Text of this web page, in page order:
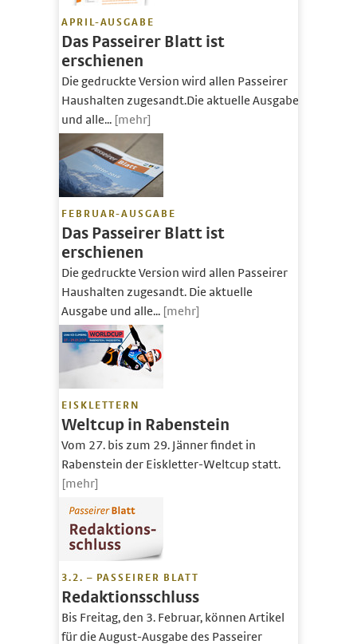
APRIL-AUSGABE
Das Passeirer Blatt ist
erschienen
Die gedruckte Version wird allen Passeirer
Haushalten zugesandt.Die aktuelle Ausgabe
und alle... [mehr]
FEBRUAR-AUSGABE
Das Passeirer Blatt ist
erschienen
Die gedruckte Version wird allen Passeirer
Haushalten zugesandt. Die aktuelle
Ausgabe und alle... [mehr]
EISKLETTERN
Weltcup in Rabenstein
Vom 27. bis zum 29. Jänner findet in
Rabenstein der Eiskletter-Weltcup statt.
[mehr]
3.2. – PASSEIRER BLATT
Redaktionsschluss
Bis Freitag, den 3. Februar, können Artikel
für die August-Ausgabe des Passeirer